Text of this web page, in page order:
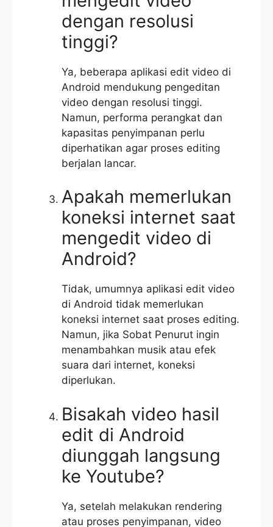
dengan resolusi
tinggi?
Ya, beberapa aplikasi edit video di
Android mendukung pengeditan
video dengan resolusi tinggi.
Namun, performa perangkat dan
kapasitas penyimpanan perlu
diperhatikan agar proses editing
berjalan lancar.
Apakah memerlukan
koneksi internet saat
mengedit video di
Android?
Tidak, umumnya aplikasi edit video
di Android tidak memerlukan
koneksi internet saat proses editing.
Namun, jika Sobat Penurut ingin
menambahkan musik atau efek
suara dari internet, koneksi
diperlukan.
Bisakah video hasil
edit di Android
diunggah langsung
ke Youtube?
Ya, setelah melakukan rendering
atau proses penyimpanan, video